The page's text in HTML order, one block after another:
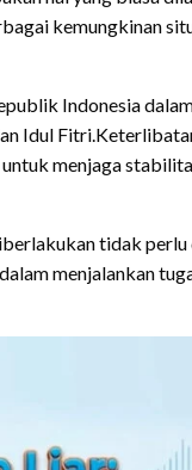
kemungkinan
Indonesia
Idul
menjaga
tidak
menjalankan